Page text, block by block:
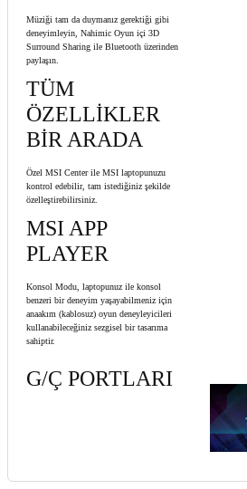
Müziği tam da duymanız gerektiği gibi
deneyimleyin, Nahimic Oyun içi 3D
Surround Sharing ile Bluetooth üzerinden
paylaşın.
TÜM
ÖZELLİKLER
BİR ARADA
Özel MSI Center ile MSI laptopunuzu
kontrol edebilir, tam istediğiniz şekilde
özelleştirebilirsiniz.
MSI APP
PLAYER
Konsol Modu, laptopunuz ile konsol
benzeri bir deneyim yaşayabilmeniz için
anaakım (kablosuz) oyun deneyleyicileri
kullanabileceğiniz sezgisel bir tasarıma
sahiptir.
G/Ç PORTLARI